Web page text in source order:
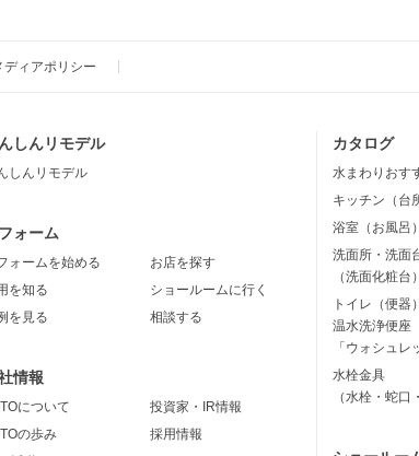
ディアポリシー
しんリモデル
しんリモデル
ォーム
ォームを始める
を知る
を見る
お店を探す
ショールームに行く
相談する
情報
について
の歩み
投資家・IR情報
採用情報
カタログ
水まわりおす
キッチン（台
浴室（お風呂）
洗面所・洗面
（洗面化粧台）
トイレ（便器
温水洗浄便座
「ウォシュレ
水栓金具
（水栓・蛇口